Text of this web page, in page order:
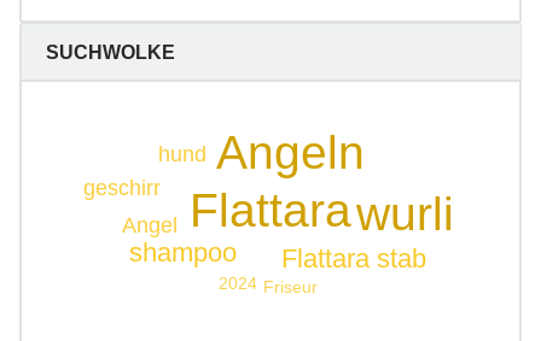
SUCHWOLKE
Flattara
Angeln
wurli
Flattara stab
shampoo
Angel
hund
geschirr
2024 Friseur